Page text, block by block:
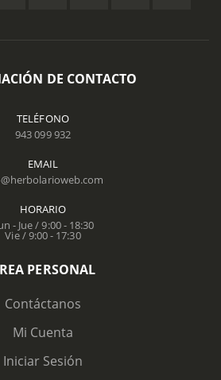
DE CONTACTO
TELÉFONO
943 099 932
EMAIL
HORARIO
- Jue / 9:00 - 18:30
Vie / 9:00 - 17:30
PERSONAL
Contáctanos
Mi Cuenta
Iniciar Sesión